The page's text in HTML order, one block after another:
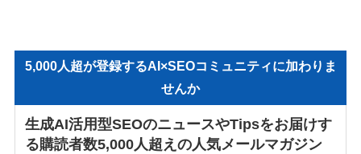
5,000人超が登録するAI×SEOコミュニティに加わりま
せんか
生成AI活用型SEOのニュースやTipsをお届けす
る購読者数5,000人超えの人気メールマガジン